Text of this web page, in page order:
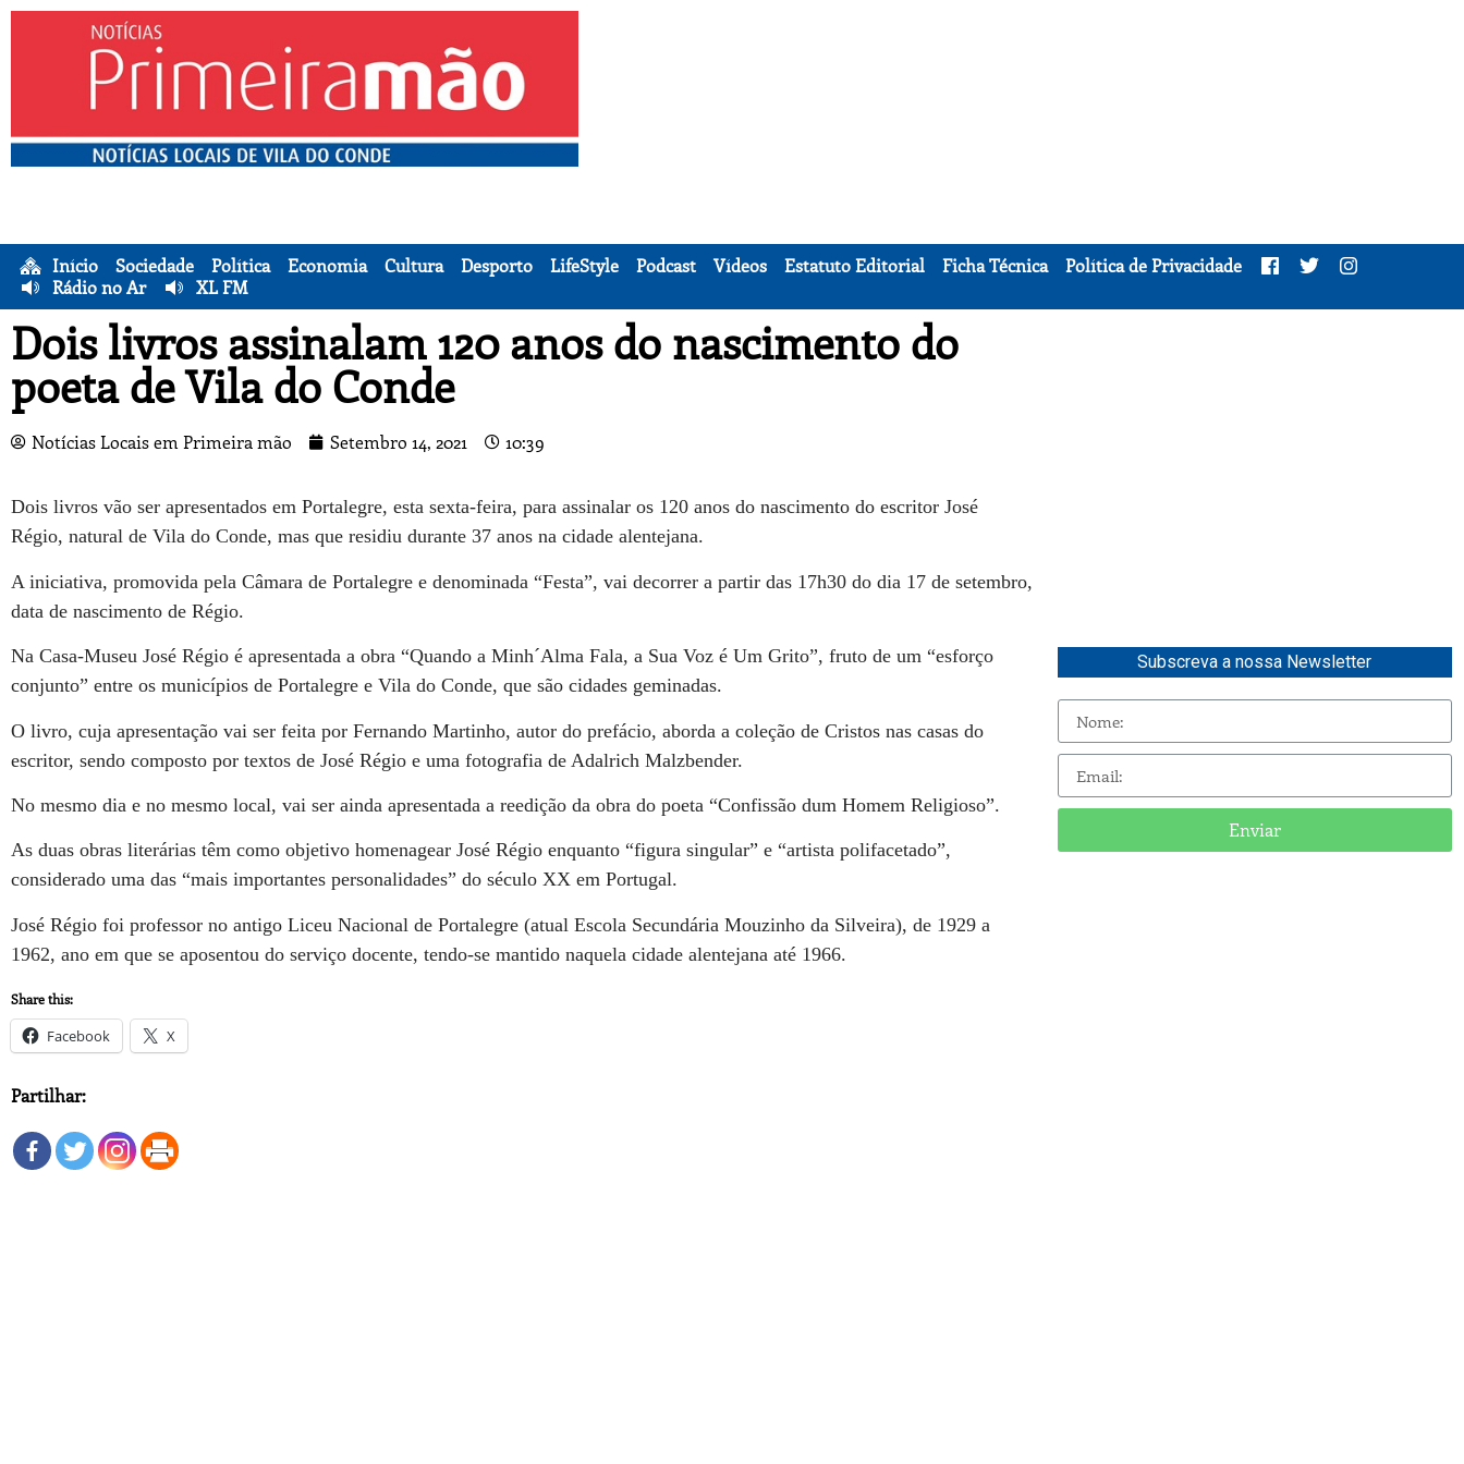
Início Sociedade Política Economia Cultura Desporto LifeStyle Podcast Vídeos Estatuto Editorial Ficha Técnica
Política de Privacidade
Rádio no Ar
XL FM
Dois livros assinalam 120 anos do nascimento do
poeta de Vila do Conde
Notícias Locais em Primeira mão Setembro 14, 2021 10:39
Dois livros vão ser apresentados em Portalegre, esta sexta-feira, para assinalar os 120 anos do nascimento do escritor José
Régio, natural de Vila do Conde, mas que residiu durante 37 anos na cidade alentejana.
A iniciativa, promovida pela Câmara de Portalegre e denominada “Festa”, vai decorrer a partir das 17h30 do dia 17 de setembro,
data de nascimento de Régio.
Na Casa-Museu José Régio é apresentada a obra “Quando a Minh´Alma Fala, a Sua Voz é Um Grito”, fruto de um “esforço
conjunto” entre os municípios de Portalegre e Vila do Conde, que são cidades geminadas.
O livro, cuja apresentação vai ser feita por Fernando Martinho, autor do prefácio, aborda a coleção de Cristos nas casas do
escritor, sendo composto por textos de José Régio e uma fotografia de Adalrich Malzbender.
No mesmo dia e no mesmo local, vai ser ainda apresentada a reedição da obra do poeta “Confissão dum Homem Religioso”.
As duas obras literárias têm como objetivo homenagear José Régio enquanto “figura singular” e “artista polifacetado”,
considerado uma das “mais importantes personalidades” do século XX em Portugal.
José Régio foi professor no antigo Liceu Nacional de Portalegre (atual Escola Secundária Mouzinho da Silveira), de 1929 a
1962, ano em que se aposentou do serviço docente, tendo-se mantido naquela cidade alentejana até 1966.
Share this:
Facebook X
Partilhar:
Subscreva a nossa Newsletter
Enviar